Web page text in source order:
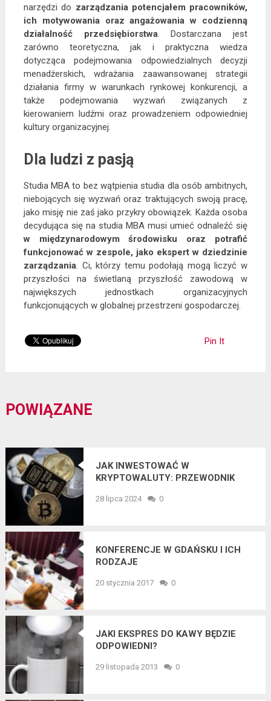
narzędzi do zarządzania potencjałem pracowników,
ich motywowania oraz angażowania w codzienną
działalność przedsiębiorstwa. Dostarczana jest
zarówno teoretyczna, jak i praktyczna wiedza
dotycząca podejmowania odpowiedzialnych decyzji
menadżerskich, wdrażania zaawansowanej strategii
działania firmy w warunkach rynkowej konkurencji, a
także podejmowania wyzwań związanych z
kierowaniem ludźmi oraz prowadzeniem odpowiedniej
kultury organizacyjnej.
Dla ludzi z pasją
Studia MBA to bez wątpienia studia dla osób ambitnych,
niebojących się wyzwań oraz traktujących swoją pracę,
jako misję nie zaś jako przykry obowiązek. Każda osoba
decydująca się na studia MBA musi umieć odnaleźć się
w międzynarodowym środowisku oraz potrafić
funkcjonować w zespole, jako ekspert w dziedzinie
zarządzania. Ci, którzy temu podołają mogą liczyć w
przyszłości na świetlaną przyszłość zawodową w
największych jednostkach organizacyjnych
funkcjonujących w globalnej przestrzeni gospodarczej.
Pin It
POWIĄZANE
JAK INWESTOWAĆ W
KRYPTOWALUTY: PRZEWODNIK
28 lipca 2024 0
KONFERENCJE W GDAŃSKU I ICH
RODZAJE
20 stycznia 2017 0
JAKI EKSPRES DO KAWY BĘDZIE
ODPOWIEDNI?
29 listopada 2013 0